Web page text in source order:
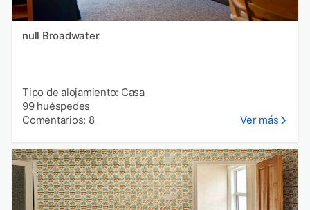
null Broadwater
Tipo de alojamiento: Casa
99 huéspedes
Comentarios: 8
Ver más